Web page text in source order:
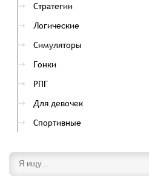
Стратегии
Логические
Симуляторы
Гонки
РПГ
Для девочек
Спортивные